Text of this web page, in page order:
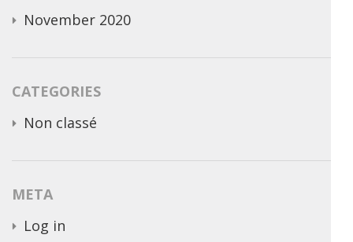
November 2020
CATEGORIES
Non classé
META
Log in